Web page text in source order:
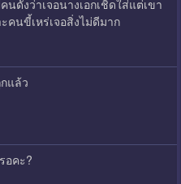
ดังว่าเจอนางเอกเชิดใส่แต่เขา
คนขี้เหร่เจอสิ่งไม่ดีมาก
แล้ว
อคะ?